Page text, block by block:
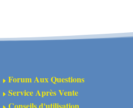
EForum Aux Questions
EService Après Vente